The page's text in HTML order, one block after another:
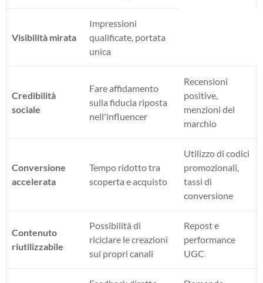
Visibilità mirata
Impressioni
qualificate, portata
unica
Credibilità
sociale
Fare affidamento
sulla fiducia riposta
nell'influencer
Recensioni
positive,
menzioni del
marchio
Conversione
accelerata
Tempo ridotto tra
scoperta e acquisto
Utilizzo di codici
promozionali,
tassi di
conversione
Contenuto
riutilizzabile
Possibilità di
riciclare le creazioni
sui propri canali
Repost e
performance
UGC